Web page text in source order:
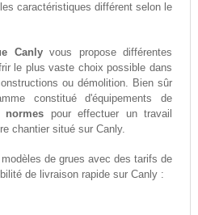
caractéristiques différent selon le
Canlyvous propose différentes
le plus vaste choix possible dans
ou démolition. Bien sûr
constitué d'équipements de
normes pour effectuer un travail
chantier situé sur Canly.
de grues avec des tarifs de
de livraison rapide sur Canly :